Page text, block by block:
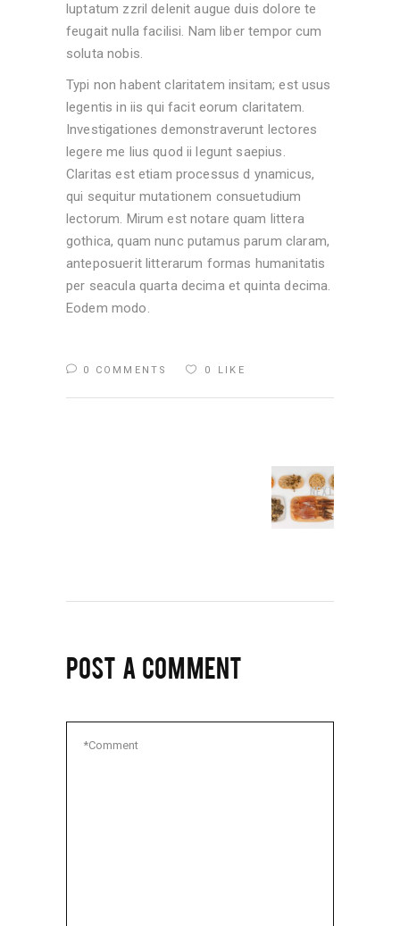
luptatum zzril delenit augue duis dolore te
feugait nulla facilisi. Nam liber tempor cum
soluta nobis.
Typi non habent claritatem insitam; est usus
legentis in iis qui facit eorum claritatem.
Investigationes demonstraverunt lectores
legere me lius quod ii legunt saepius.
Claritas est etiam processus d ynamicus,
qui sequitur mutationem consuetudium
lectorum. Mirum est notare quam littera
gothica, quam nunc putamus parum claram,
anteposuerit litterarum formas humanitatis
per seacula quarta decima et quinta decima.
Eodem modo.
0 COMMENTS 0 LIKE
Next
POST A COMMENT